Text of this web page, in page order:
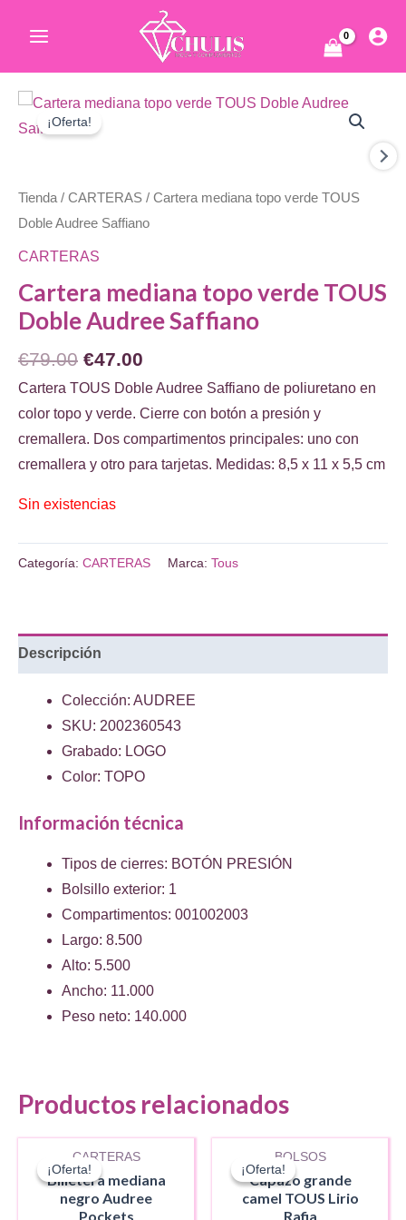
Menu
¡Oferta!
Tienda / CARTERAS / Cartera mediana topo verde TOUS
Doble Audree Saffiano
CARTERAS
Cartera mediana topo verde TOUS
Doble Audree Saffiano
€79.00 El
precio
original
era:
€79.00.
€47.00
precio
actual
es:
€47.00.
Cartera TOUS Doble Audree Saffiano de poliuretano en
color topo y verde. Cierre con botón a presión y
cremallera. Dos compartimentos principales: uno con
cremallera y otro para tarjetas. Medidas: 8,5 x 11 x 5,5 cm
Sin existencias
Categoría: CARTERAS Marca: Tous
Descripción
Colección: AUDREE
SKU: 2002360543
Grabado: LOGO
Color: TOPO
Información técnica
Tipos de cierres: BOTÓN PRESIÓN
Bolsillo exterior: 1
Compartimentos: 001002003
Largo: 8.500
Alto: 5.500
Ancho: 11.000
Peso neto: 140.000
Productos relacionados
¡Oferta!
¡Oferta!
CARTERAS
Billetera mediana
negro Audree
Pockets
¡Oferta!
AGOTADO
¡Oferta!
BOLSOS
Capazo grande
camel TOUS Lirio
Rafia